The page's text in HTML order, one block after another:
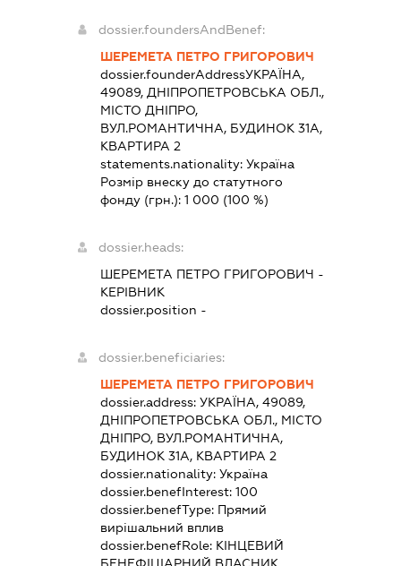
dossier.foundersAndBenef:
ШЕРЕМЕТА ПЕТРО ГРИГОРОВИЧ
dossier.founderAddressУКРАЇНА,
49089, ДНІПРОПЕТРОВСЬКА ОБЛ.,
МІСТО ДНІПРО,
ВУЛ.РОМАНТИЧНА, БУДИНОК 31А,
КВАРТИРА 2
statements.nationality: Україна
Розмір внеску до статутного
фонду (грн.): 1 000 (100 %)
dossier.heads:
ШЕРЕМЕТА ПЕТРО ГРИГОРОВИЧ -
КЕРІВНИК
dossier.position -
dossier.beneficiaries:
ШЕРЕМЕТА ПЕТРО ГРИГОРОВИЧ
dossier.address: УКРАЇНА, 49089,
ДНІПРОПЕТРОВСЬКА ОБЛ., МІСТО
ДНІПРО, ВУЛ.РОМАНТИЧНА,
БУДИНОК 31А, КВАРТИРА 2
dossier.nationality: Україна
dossier.benefInterest: 100
dossier.benefType: Прямий
вирішальний вплив
dossier.benefRole: КІНЦЕВИЙ